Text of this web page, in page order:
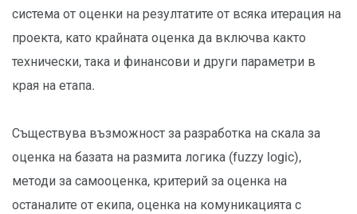
система от оценки на резултатите от всяка итерация на
проекта, като крайната оценка да включва както
технически, така и финансови и други параметри в
края на етапа.
Съществува възможност за разработка на скала за
оценка на базата на размита логика (fuzzy logic),
методи за самооценка, критерий за оценка на
останалите от екипа, оценка на комуникацията с